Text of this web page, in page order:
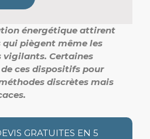
énergétique attirent
qui piègent même les
vigilants. Certaines
ces dispositifs pour
discrètes mais
GRATUITES EN 5